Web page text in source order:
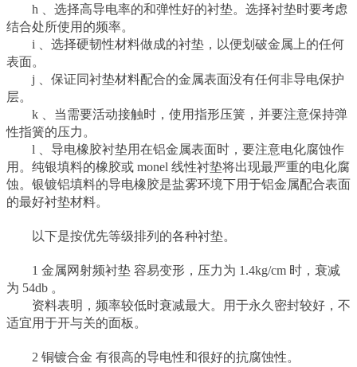
h 、选择高导电率的和弹性好的衬垫。选择衬垫时要考虑
结合处所使用的频率。
i 、选择硬韧性材料做成的衬垫，以便划破金属上的任何
表面。
j 、保证同衬垫材料配合的金属表面没有任何非导电保护
层。
k 、当需要活动接触时，使用指形压簧，并要注意保持弹
性指簧的压力。
l 、导电橡胶衬垫用在铝金属表面时，要注意电化腐蚀作
用。纯银填料的橡胶或 monel 线性衬垫将出现最严重的电化腐
蚀。银镀铝填料的导电橡胶是盐雾环境下用于铝金属配合表面
的最好衬垫材料。
以下是按优先等级排列的各种衬垫。
1 金属网射频衬垫 容易变形，压力为 1.4kg/cm 时，衰减
为 54db 。
资料表明，频率较低时衰减最大。用于永久密封较好，不
适宜用于开与关的面板。
2 铜镀合金 有很高的导电性和很好的抗腐蚀性。